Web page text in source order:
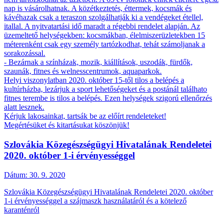
nap is vásárolhatnak. A közétkeztetés, éttermek, kocsmák és
kávéhazak csak a teraszon szolgálhatják ki a vendégeket étellel,
itallal. A nyitvatartási idő maradt a régebbi rendelet alapján. Az
üzemeltető helységekben: kocsmákban, élelmiszerüzletekben 15
méterenként csak egy személy tartózkodhat, tehát számoljanak a
sorakozással.
- Bezárnak a színházak, mozik, kiállítások, uszodák, fürdők,
szaunák, fitnes és welnesscentrumok, aquaparkok.
Helyi viszonylatban 2020. október 15-től tilos a belépés a
kultúrházba, lezárjuk a sport lehetőségeket és a postánál találhato
fitnes terembe is tilos a belépés. Ezen helységek szigorú ellenőrzés
alatt lesznek.
Kérjuk lakosainkat, tartsák be az előírt rendeleteket!
Megértésüket és kitartásukat köszönjük!
Szlovákia Közegészségügyi Hivatalának Rendeletei
2020. október 1-i érvényességgel
Dátum: 30. 9. 2020
Szlovákia Közegészségügyi Hivatalának Rendeletei 2020. október
1-i érvényességgel a szájmaszk használatáról és a kötelező
karanténról